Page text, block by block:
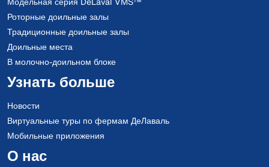
Роторные доильные залы
Традиционные доильные залы
Доильные места
В молочно-доильном блоке
Узнать больше
Новости
Виртуальные туры по фермам ДеЛаваль
Мобильные приложения
О нас